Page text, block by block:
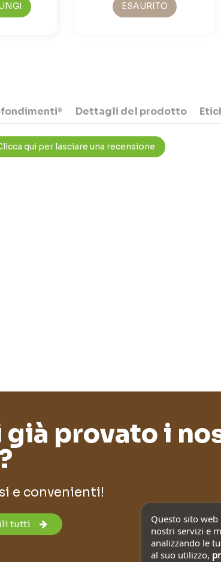
ESAURITO
Dettagli del prodotto
qui per lasciare una recensione
già provato i
e convenienti!
tutti
Questo sito
nostri servizi e
analizzando le
al suo utilizzo,